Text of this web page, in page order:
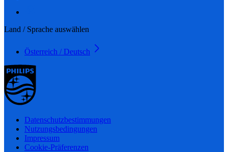
Land / Sprache auswählen
Österreich / Deutsch
Datenschutzbestimmungen
Nutzungsbedingungen
Impressum
Cookie-Präferenzen